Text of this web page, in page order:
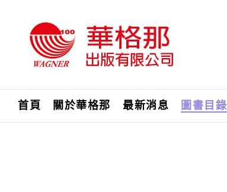
首頁 關於華格那 最新消息 圖書目錄